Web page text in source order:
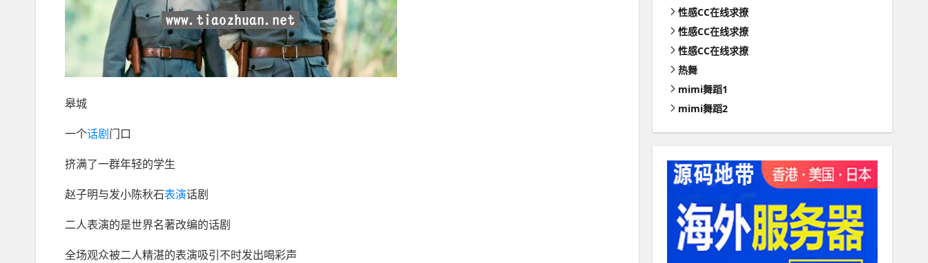
皋城
一个话剧门口
挤满了一群年轻的学生
赵子明与发小陈秋石表演话剧
二人表演的是世界名著改编的话剧
全场观众被二人精湛的表演吸引不时发出喝彩声
性感CC在线求撩
性感CC在线求撩
性感CC在线求撩
热舞
mimi舞蹈1
mimi舞蹈2